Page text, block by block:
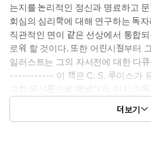
는지를 논리적인 정신과 명료하고
회심의 심리학에 대해 연구하는 독
직관적인 면이 같은 선상에서 통합
로워 할 것이다. 또한 어린시절부터
일러스트는 그의 자서전에 대한 다
----------- 이 책은 C. S. 루이스가
고한 무신론으로 떠났다가, 다시 기
적 순례에 관한 매력적인 기록이다.
그리스도인으로 회심하게 되었는지
더보기